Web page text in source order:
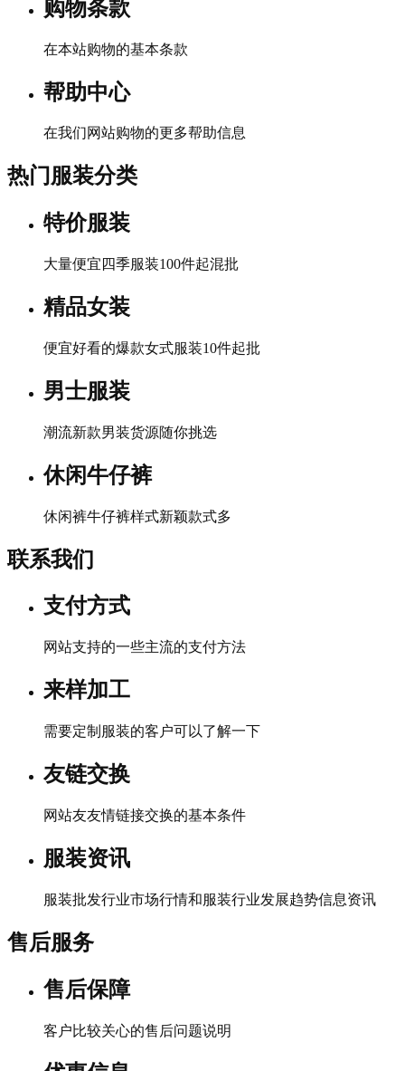
购物条款
在本站购物的基本条款
帮助中心
在我们网站购物的更多帮助信息
热门服装分类
特价服装
大量便宜四季服装100件起混批
精品女装
便宜好看的爆款女式服装10件起批
男士服装
潮流新款男装货源随你挑选
休闲牛仔裤
休闲裤牛仔裤样式新颖款式多
联系我们
支付方式
网站支持的一些主流的支付方法
来样加工
需要定制服装的客户可以了解一下
友链交换
网站友友情链接交换的基本条件
服装资讯
服装批发行业市场行情和服装行业发展趋势信息资讯
售后服务
售后保障
客户比较关心的售后问题说明